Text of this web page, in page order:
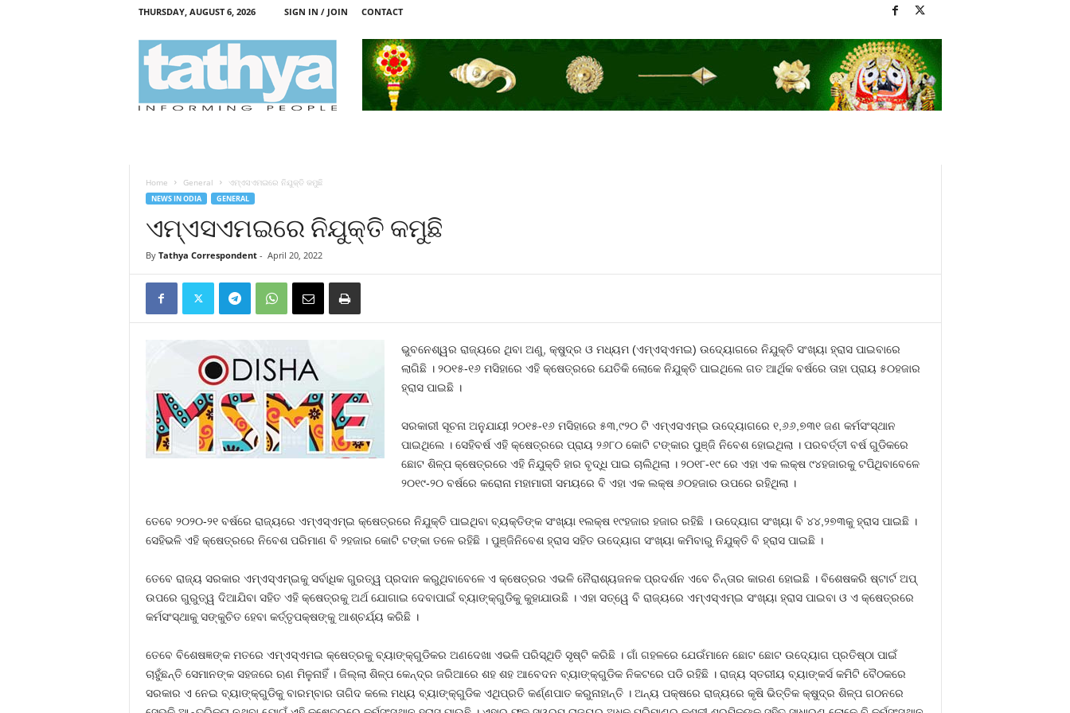
THURSDAY, AUGUST 6, 2026 SIGN IN / JOIN CONTACT
Home General ଏମ୍‍ଏସଏମଇରେ ନିଯୁକ୍ତି କମୁଛି
NEWS IN ODIA GENERAL
ଏମ୍‍ଏସଏମଇରେ ନିଯୁକ୍ତି କମୁଛି
By Tathya Correspondent- April 20, 2022
ଭୁବନେଶ୍ୱର ରାଜ୍ୟରେ ଥିବା ଅଣୁ, କ୍ଷୁଦ୍ର ଓ ମଧ୍ୟମ (ଏମ୍‍ଏସ୍‍ଏମଇ) ଉଦ୍ୟୋଗରେ ନିଯୁକ୍ତି ସଂଖ୍ୟା ହ୍ରାସ ପାଇବାରେ
ଲାଗିଛି । ୨୦୧୫-୧୬ ମସିହାରେ ଏହି କ୍ଷେତ୍ରରେ ଯେତିକି ଲୋକେ ନିଯୁକ୍ତି ପାଇଥିଲେ ଗତ ଆର୍ଥିକ ବର୍ଷରେ ତାହା ପ୍ରାୟ ୫୦ହଜାର
ହ୍ରାସ ପାଇଛି ।
ସରକାରୀ ସୂଚନା ଅନୁଯାୟୀ ୨୦୧୫-୧୬ ମସିହାରେ ୫୩,୯୨୦ ଟି ଏମ୍‍ଏସଏମ୍‍ଇ ଉଦ୍ୟୋଗରେ ୧,୬୬,୭୩୧ ଜଣ କର୍ମସଂସ୍ଥାନ
ପାଇଥିଲେ । ସେହିବର୍ଷ ଏହି କ୍ଷେତ୍ରରେ ପ୍ରାୟ ୨୬୮୦ କୋଟି ଟଙ୍କାର ପୁଞ୍ଜି ନିବେଶ ହୋଇଥିଲା । ପରବର୍ତ୍ତୀ ବର୍ଷ ଗୁଡିକରେ
ଛୋଟ ଶିଳ୍ପ କ୍ଷେତ୍ରରେ ଏହି ନିଯୁକ୍ତି ହାର ବୃଦ୍ଧି ପାଇ ଚାଲିଥିଲା । ୨୦୧୮-୧୯ ରେ ଏହା ଏକ ଲକ୍ଷ ୯୪ହଜାରକୁ ଟପିଥିବାବେଳେ
୨୦୧୯-୨୦ ବର୍ଷରେ କରୋନା ମହାମାରୀ ସମୟରେ ବି ଏହା ଏକ ଲକ୍ଷ ୬୦ହଜାର ଉପରେ ରହିଥିଲା ।
ତେବେ ୨୦୨୦-୨୧ ବର୍ଷରେ ରାଜ୍ୟରେ ଏମ୍‍ଏସ୍‍ଏମ୍‍ଇ କ୍ଷେତ୍ରରେ ନିଯୁକ୍ତି ପାଇଥିବା ବ୍ୟକ୍ତିଙ୍କ ସଂଖ୍ୟା ୧ଲକ୍ଷ ୧୯ହଜାର ହଜାର ରହିଛି । ଉଦ୍ୟୋଗ ସଂଖ୍ୟା ବି ୪୪,୨୭୩କୁ ହ୍ରାସ ପାଇଛି ।
ସେହିଭଳି ଏହି କ୍ଷେତ୍ରରେ ନିବେଶ ପରିମାଣ ବି ୨ହଜାର କୋଟି ଟଙ୍କା ତଳେ ରହିଛି । ପୁଞ୍ଜିନିବେଶ ହ୍ରାସ ସହିତ ଉଦ୍ୟୋଗ ସଂଖ୍ୟା କମିବାରୁ ନିଯୁକ୍ତି ବି ହ୍ରାସ ପାଇଛି ।
ତେବେ ରାଜ୍ୟ ସରକାର ଏମ୍‍ଏସ୍‍ଏମ୍‍ଇକୁ ସର୍ବାଧିକ ଗୁରତ୍ୱ ପ୍ରଦାନ କରୁଥିବାବେଳେ ଏ କ୍ଷେତ୍ରର ଏଭଳି ନୈରାଶ୍ୟଜନକ ପ୍ରଦର୍ଶନ ଏବେ ଚିନ୍ତାର କାରଣ ହୋଇଛି । ବିଶେଷକରି ଷ୍ଟାର୍ଟ ଅପ୍‍
ଉପରେ ଗୁରୁତ୍ୱ ଦିଆଯିବା ସହିତ ଏହି କ୍ଷେତ୍ରକୁ ଅର୍ଥ ଯୋଗାଇ ଦେବାପାଇଁ ବ୍ୟାଙ୍କ୍‍ଗୁଡିକୁ କୁହାଯାଉଛି । ଏହା ସତ୍ୱେ ବି ରାଜ୍ୟରେ ଏମ୍‍ଏସ୍‍ଏମ୍‍ଇ ସଂଖ୍ୟା ହ୍ରାସ ପାଇବା ଓ ଏ କ୍ଷେତ୍ରରେ
କର୍ମସଂସ୍ଥାକୁ ସଙ୍କୁଚିତ ହେବା କର୍ତ୍ତୃପକ୍ଷଙ୍କୁ ଆଶ୍ଚର୍ଯ୍ୟ କରିଛି ।
ତେବେ ବିଶେଷଜ୍ଞଙ୍କ ମତରେ ଏମ୍‍ଏସ୍‍ଏମଇ କ୍ଷେତ୍ରକୁ ବ୍ୟାଙ୍କ୍‍ଗୁଡିକର ଅଣଦେଖା ଏଭଳି ପରିସ୍ଥିତି ସୃଷ୍ଟି କରିଛି । ଗାଁ ଗହଳରେ ଯେଉଁମାନେ ଛୋଟ ଛୋଟ ଉଦ୍ୟୋଗ ପ୍ରତିଷ୍ଠା ପାଇଁ
ଚାହୁଁଛନ୍ତି ସେମାନଙ୍କ ସହଜରେ ଋଣ ମିଳୁନାହିଁ । ଜିଲ୍ଲା ଶିଳ୍ପ କେନ୍ଦ୍ର ଜରିଆରେ ଶହ ଶହ ଆବେଦନ ବ୍ୟାଙ୍କ୍‍ଗୁଡିକ ନିକଟରେ ପଡି ରହିଛି । ରାଜ୍ୟ ସ୍ତରୀୟ ବ୍ୟାଙ୍କର୍ସ କମିଟି ବୈଠକରେ
ସରକାର ଏ ନେଇ ବ୍ୟାଙ୍କ୍‍ଗୁଡିକୁ ବାରମ୍ବାର ତାଗିଦ କଲେ ମଧ୍ୟ ବ୍ୟାଙ୍କ୍‍ଗୁଡିକ ଏଥିପ୍ରତି କର୍ଣ୍ଣପାତ କରୁନାହାନ୍ତି । ଅନ୍ୟ ପକ୍ଷରେ ରାଜ୍ୟରେ କୃଷି ଭିତ୍ତିକ କ୍ଷୁଦ୍ର ଶିଳ୍ପ ଗଠନରେ